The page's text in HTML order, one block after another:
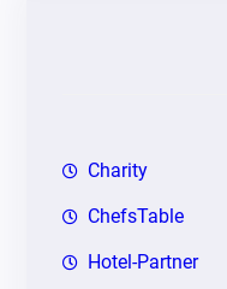
Charity
ChefsTable
Hotel-Partner